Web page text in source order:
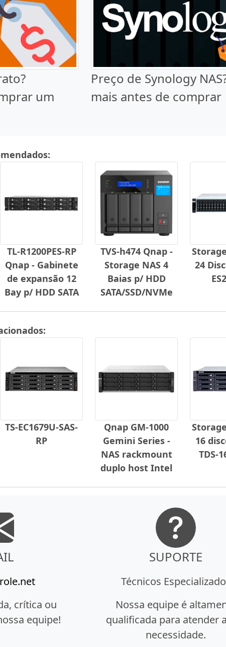
um
Preço de Synology
mais antes de comprar
TL-R1200PES-RP
Qnap - Gabinete
de expansão 12
Bay p/ HDD SATA
TVS-h474 Qnap -
Storage NAS 4
Baias p/ HDD
SATA/SSD/NVMe
24
TS-EC1679U-SAS-
RP
Qnap GM-1000
Gemini Series -
NAS rackmount
duplo host Intel
16
TDS-
crítica ou
equipe!
SUPORTE
Técnicos
Nossa equipe é
qualificada para atender
necessidade.